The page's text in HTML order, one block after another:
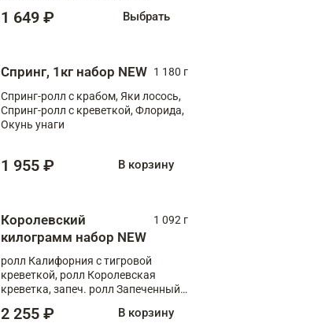
1 649 ₽ Выбрать
Спринг, 1кг набор NEW 1 180 г
Спринг-ролл с крабом, Яки лосось,
Спринг-ролл с креветкой, Флорида,
Окунь унаги
1 955 ₽ В корзину
Королевский
килограмм набор NEW
1 092 г
ролл Калифорния с тигровой
креветкой, ролл Королевская
креветка, запеч. ролл Запеченный
XL, запеч. ролл Крабик Хот
2 255 ₽ В корзину